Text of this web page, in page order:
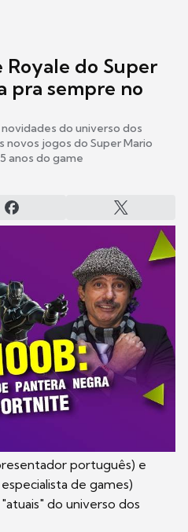
do Super
pra sempre no
do universo dos
novos jogos do Super Mario
anos do game
português) e
de games)
do universo dos